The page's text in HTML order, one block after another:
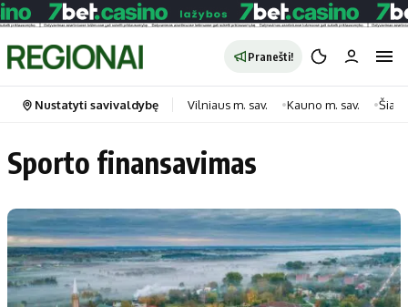
Pranešti!
Portalas
Pradinis puslapis
Savivaldybės
Naujausi
Regionai
Kategorijos
Transportas
Gyvenimas
Horoskopai
Laisvalaikis
Nustatyti savivaldybę Vilniaus m. sav. Kauno m. sav.
Sporto finansavimas